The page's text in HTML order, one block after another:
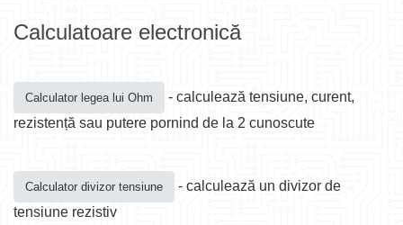
Calculatoare electronică
Calculator legea lui Ohm
- calculează tensiune, curent,
rezistență sau putere pornind de la 2 cunoscute
Calculator divizor tensiune
- calculează un divizor de
tensiune rezistiv